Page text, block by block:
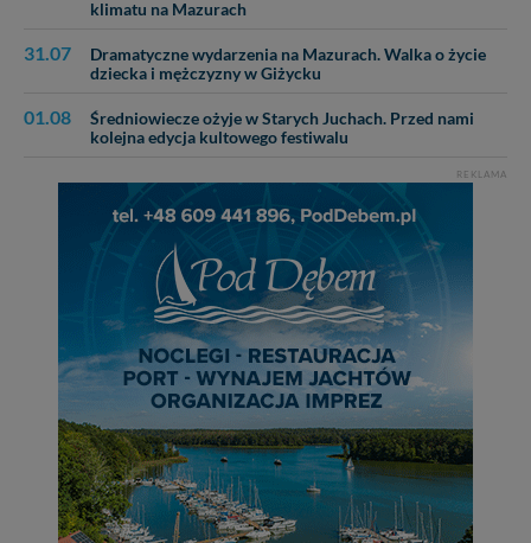
klimatu na Mazurach
31.07
Dramatyczne wydarzenia na Mazurach. Walka o życie
dziecka i mężczyzny w Giżycku
01.08
Średniowiecze ożyje w Starych Juchach. Przed nami
kolejna edycja kultowego festiwalu
REKLAMA